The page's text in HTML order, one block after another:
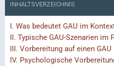
INHALTSVERZEICHNIS
I. Was bedeutet GAU im
II. Typische GAU-Szenarien im
III. Vorbereitung auf einen GAU
IV. Psychologische